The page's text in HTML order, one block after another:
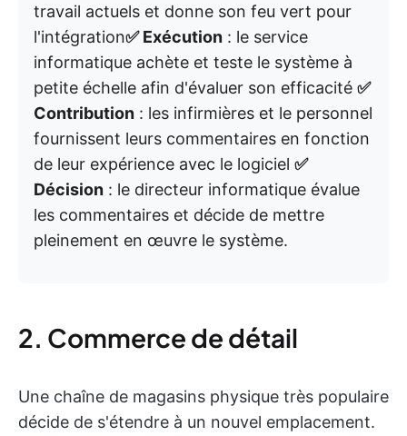
travail actuels et donne son feu vert pour
l'intégration✅ Exécution : le service
informatique achète et teste le système à
petite échelle afin d'évaluer son efficacité ✅
Contribution : les infirmières et le personnel
fournissent leurs commentaires en fonction
de leur expérience avec le logiciel ✅
Décision : le directeur informatique évalue
les commentaires et décide de mettre
pleinement en œuvre le système.
2. Commerce de détail
Une chaîne de magasins physique très populaire
décide de s'étendre à un nouvel emplacement.